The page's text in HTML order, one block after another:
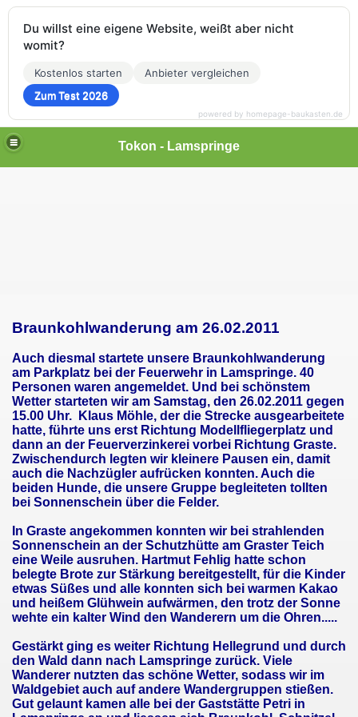
Tokon - Lamspringe
Braunkohlwanderung am 26.02.2011
Auch diesmal startete unsere Braunkohlwanderung
am Parkplatz bei der Feuerwehr in Lamspringe. 40
Personen waren angemeldet. Und bei schönstem
Wetter starteten wir am Samstag, den 26.02.2011 gegen
15.00 Uhr. Klaus Möhle, der die Strecke ausgearbeitete
hatte, führte uns erst Richtung Modellfliegerplatz und
dann an der Feuerverzinkerei vorbei Richtung Graste.
Zwischendurch legten wir kleinere Pausen ein, damit
auch die Nachzügler aufrücken konnten.Auch die
beiden Hunde, die unsere Gruppe begleiteten tollten
bei Sonnenschein über die Felder.
In Graste angekommen konnten wir bei strahlenden
Sonnenschein an der Schutzhütte am Graster Teich
eine Weile ausruhen. Hartmut Fehlig hatte schon
belegte Brote zur Stärkung bereitgestellt, für die Kinder
etwas Süßes und alle konnten sich bei warmen Kakao
und heißem Glühwein aufwärmen, den trotz der Sonne
wehte ein kalter Wind den Wanderern um die Ohren.....
Gestärkt ging es weiter Richtung Hellegrund und durch
den Wald dann nach Lamspringe zurück. Viele
Wanderer nutzten das schöne Wetter, sodass wir im
Waldgebiet auch auf andere Wandergruppen stießen.
Gut gelaunt kamen alle bei der Gaststätte Petri in
Du willst eine eigene Website, weißt aber nicht
womit?
Kostenlos starten
Anbieter vergleichen
Zum Test 2026
powered by homepage-baukasten.de